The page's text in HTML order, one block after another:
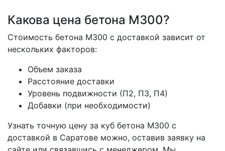
Какова цена бетона М300?
Стоимость бетона М300 с доставкой зависит от
нескольких факторов:
Объем заказа
Расстояние доставки
Уровень подвижности (П2, П3, П4)
Добавки (при необходимости)
Узнать точную цену за куб бетона М300 с
доставкой в Саратове можно, оставив заявку на